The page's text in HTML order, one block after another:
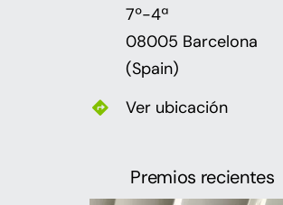
7º-4ª
08005 Barcelona
(Spain)
Ver ubicación
Premios recientes